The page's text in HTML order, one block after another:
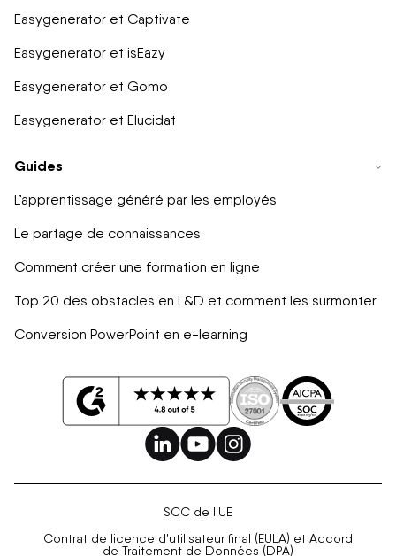
Easygenerator et Captivate
Easygenerator et isEazy
Easygenerator et Gomo
Easygenerator et Elucidat
Guides
L’apprentissage généré par les employés
Le partage de connaissances
Comment créer une formation en ligne
Top 20 des obstacles en L&D et comment les surmonter
Conversion PowerPoint en e-learning
SCC de l'UE
Contrat de licence d'utilisateur final (EULA) et Accord
de Traitement de Données (DPA)